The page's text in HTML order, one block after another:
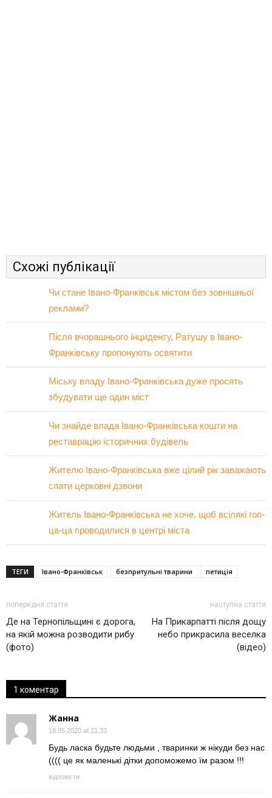
Схожі публікації
Чи стане Івано-Франківськ містом без зовнішньої
реклами?
Після вчорашнього інциденту, Ратушу в Івано-
Франківську пропонують освятити
Міську владу Івано-Франківська дуже просять
збудувати ще один міст
Чи знайде влада Івано-Франківська кошти на
реставрацію історичних будівель
Жителю Івано-Франківська вже цілий рік заважають
спати церковні дзвони
Житель Івано-Франківська не хоче, щоб всілякі гоп-
ца-ца проводилися в центрі міста
ТЕГИ Івано-Франківськ безпритульні тварини петиція
попередня стаття
Де на Тернопільщині є дорога,
на якій можна розводити рибу
(фото)
наступна стаття
На Прикарпатті після дощу
небо прикрасила веселка
(відео)
1 коментар
Жанна
18.05.2020 at 21:33
Будь ласка будьте людьми , тваринки ж нікуди без нас
(((( це як маленькі дітки допоможемо їм разом !!!
відповісти